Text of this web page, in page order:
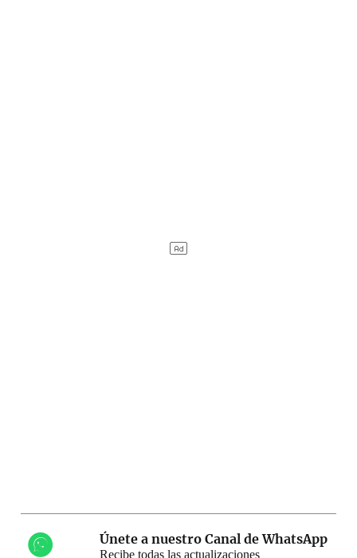
Únete a nuestro Canal de WhatsApp
Recibe todas las actualizaciones